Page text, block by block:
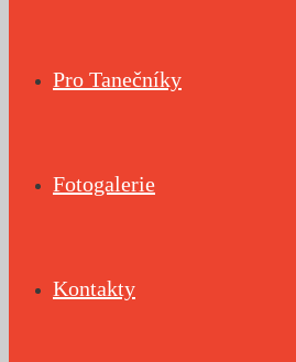
Pro Tanečníky
Fotogalerie
Kontakty